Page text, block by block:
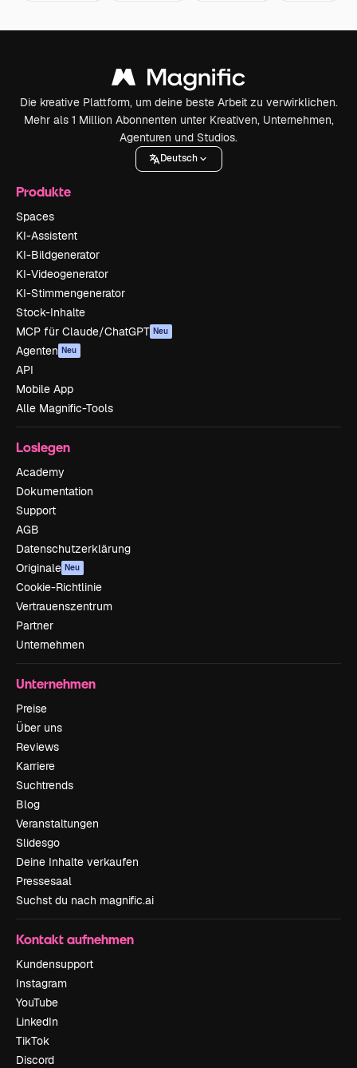
Die kreative Plattform, um deine beste Arbeit zu verwirklichen.
Mehr als 1 Million Abonnenten unter Kreativen, Unternehmen,
Agenturen und Studios.
Deutsch
Produkte
Spaces
KI-Assistent
KI-Bildgenerator
KI-Videogenerator
KI-Stimmengenerator
Stock-Inhalte
MCP für Claude/ChatGPT Neu
Agenten Neu
API
Mobile App
Alle Magnific-Tools
Loslegen
Academy
Dokumentation
Support
AGB
Datenschutzerklärung
Originale Neu
Cookie-Richtlinie
Vertrauenszentrum
Partner
Unternehmen
Unternehmen
Preise
Über uns
Reviews
Karriere
Suchtrends
Blog
Veranstaltungen
Slidesgo
Deine Inhalte verkaufen
Pressesaal
Suchst du nach magnific.ai
Kontakt aufnehmen
Kundensupport
Instagram
YouTube
LinkedIn
TikTok
Discord